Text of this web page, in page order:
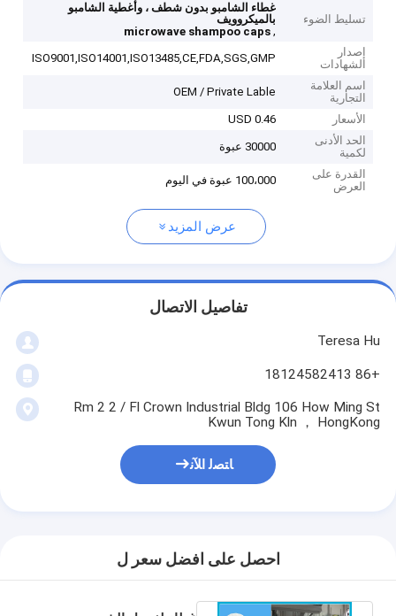
تسليط الضوء
غطاء الشامبو بدون شطف ، وأغطية الشامبو
بالميكروويف
,
microwave shampoo caps
إصدار
الشهادات
ISO9001,ISO14001,ISO13485,CE,FDA,SGS,GMP
اسم العلامة
التجارية
OEM / Private Lable
الأسعار
USD 0.46
الحد الأدنى
لكمية
30000 عبوة
القدرة على
العرض
100،000 عبوة في اليوم
عرض المزيد
تفاصيل الاتصال
Teresa Hu
+86 18124582413
Rm 2 2 / Fl Crown Industrial Bldg 106 How Ming St
Kwun Tong Kln ， HongKong
ﺎﺘﺼﻟ ﺍﻶﻧ
احصل على افضل سعر ل